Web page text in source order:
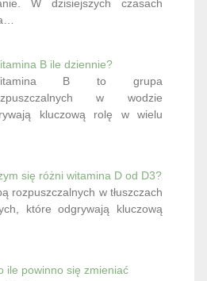
W dzisiejszych czasach
B ile dziennie?
B to grupa
w wodzie
kluczową rolę w wielu
się różni witamina D od D3?
rozpuszczalnych w tłuszczach
które odgrywają kluczową
ile powinno się zmieniać